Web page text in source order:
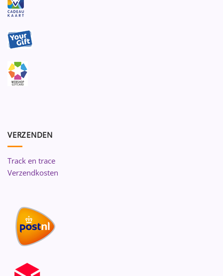
VERZENDEN
Track en trace
Verzendkosten